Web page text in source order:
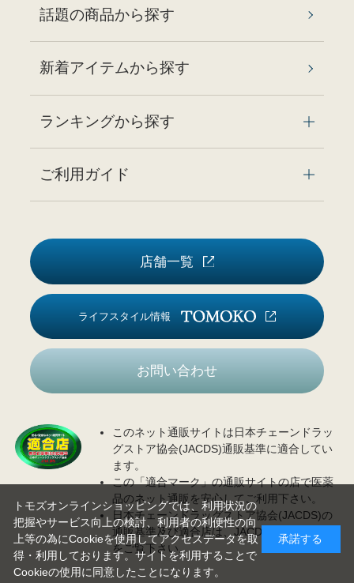
話題の商品から探す
新着アイテムから探す
ランキングから探す
ご利用ガイド
店舗一覧
ライフスタイル情報
お問い合わせ
このネット通販サイトは日本チェーンドラッ
グストア協会(JACDS)通販基準に適合してい
ます。
この「適合マーク」の通販サイトの店で医薬
品のネット通販を安心してご利用下さい。
日本チェーンドラッグストア協会(JACDS)の
通販基準及び適合店は、JACDS
ホームページ
をご覧下さい。
トモズオンラインショッピングでは、利用状況の
把握やサービス向上の検討、利用者の利便性の向
上等の為にCookieを使用してアクセスデータを取
得・利用しております。サイトを利用することで
Cookieの使用に同意したことになります。
承諾する